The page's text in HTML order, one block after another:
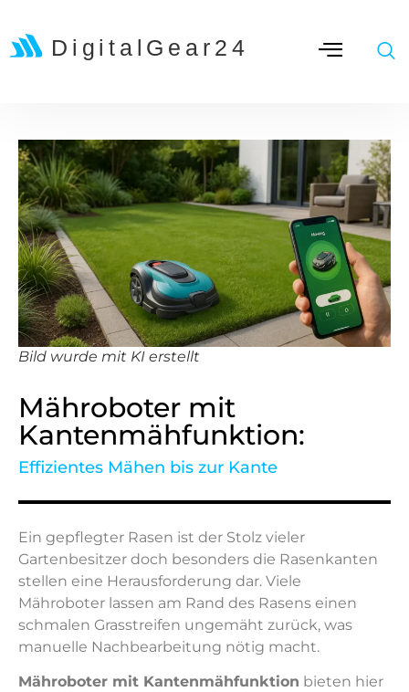
Bild wurde mit KI erstellt
Mähroboter mit
Kantenmähfunktion:
Effizientes Mähen bis zur Kante
Ein gepflegter Rasen ist der Stolz vieler
Gartenbesitzer doch besonders die Rasenkanten
stellen eine Herausforderung dar. Viele
Mähroboter lassen am Rand des Rasens einen
schmalen Grasstreifen ungemäht zurück, was
manuelle Nachbearbeitung nötig macht.
Mähroboter mit Kantenmähfunktion bieten hier